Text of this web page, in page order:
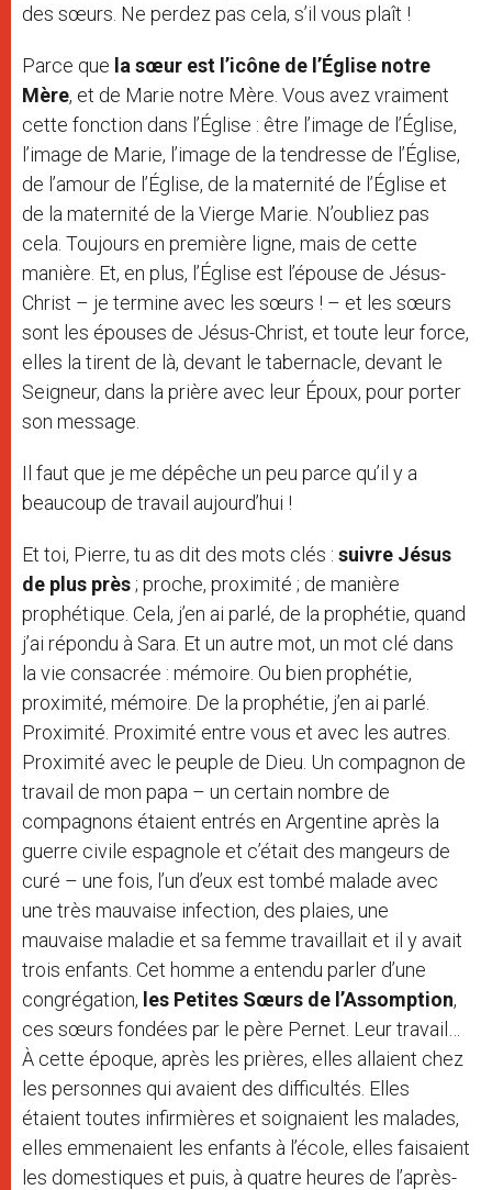
des sœurs. Ne perdez pas cela, s’il vous plaît !
Parce que la sœur est l’icône de l’Église notre
Mère, et de Marie notre Mère. Vous avez vraiment
cette fonction dans l’Église : être l’image de l’Église,
l’image de Marie, l’image de la tendresse de l’Église,
de l’amour de l’Église, de la maternité de l’Église et
de la maternité de la Vierge Marie. N’oubliez pas
cela. Toujours en première ligne, mais de cette
manière. Et, en plus, l’Église est l’épouse de Jésus-
Christ – je termine avec les sœurs ! – et les sœurs
sont les épouses de Jésus-Christ, et toute leur force,
elles la tirent de là, devant le tabernacle, devant le
Seigneur, dans la prière avec leur Époux, pour porter
son message.
Il faut que je me dépêche un peu parce qu’il y a
beaucoup de travail aujourd’hui !
Et toi, Pierre, tu as dit des mots clés : suivre Jésus
de plus près; proche, proximité ; de manière
prophétique. Cela, j’en ai parlé, de la prophétie, quand
j’ai répondu à Sara. Et un autre mot, un mot clé dans
la vie consacrée : mémoire. Ou bien prophétie,
proximité, mémoire. De la prophétie, j’en ai parlé.
Proximité. Proximité entre vous et avec les autres.
Proximité avec le peuple de Dieu. Un compagnon de
travail de mon papa – un certain nombre de
compagnons étaient entrés en Argentine après la
guerre civile espagnole et c’était des mangeurs de
curé – une fois, l’un d’eux est tombé malade avec
une très mauvaise infection, des plaies, une
mauvaise maladie et sa femme travaillait et il y avait
trois enfants. Cet homme a entendu parler d’une
congrégation, les Petites Sœurs de l’Assomption,
ces sœurs fondées par le père Pernet. Leur travail…
À cette époque, après les prières, elles allaient chez
les personnes qui avaient des difficultés. Elles
étaient toutes infirmières et soignaient les malades,
elles emmenaient les enfants à l’école, elles faisaient
les domestiques et puis, à quatre heures de l’après-